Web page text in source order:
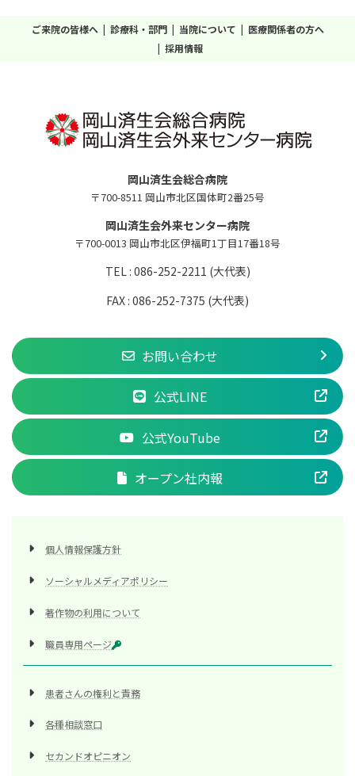
ご来院の皆様へ 診療科・部門 当院について
医療関係者の方へ
採用情報
岡山済生会総合病院
〒700-8511 岡山市北区国体町2番25号
岡山済生会外来センター病院
〒700-0013 岡山市北区伊福町1丁目17番18号
TEL : 086-252-2211 (大代表)
FAX : 086-252-7375 (大代表)
お問い合わせ
公式LINE
公式YouTube
オープン社内報
個人情報保護方針
ソーシャルメディアポリシー
著作物の利用について
職員専用ページ
患者さんの権利と責務
各種相談窓口
セカンドオピニオン